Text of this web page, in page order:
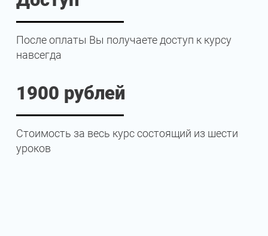
После оплаты Вы получаете доступ к курсу
навсегда
1900 рублей
Стоимость за весь курс состоящий из шести
уроков